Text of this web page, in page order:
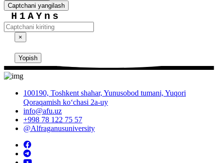
Captchani yangilash
H1AYns
×
Yopish
100190, Toshkent shahar, Yunusobod tumani, Yuqori
Qoraqamish ko‘chasi 2a-uy
info@afu.uz
+998 78 122 75 57
@Alfraganusuniversity